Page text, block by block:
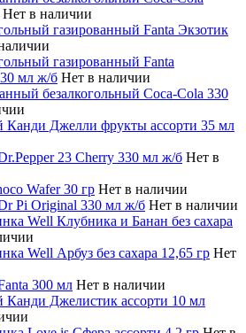
Нет в наличии
газированный Fanta Экзотик
газированный Fanta
мл ж/б Нет в наличии
безалкогольный Coca-Cola 330
Канди Джелли фрукты ассорти 35 мл
23 Cherry 330 мл ж/б Нет в
Wafer 30 гр Нет в наличии
Pi Original 330 мл ж/б Нет в наличии
Well Клубника и Банан без сахара
Well Арбуз без сахара 12,65 гр Нет
300 мл Нет в наличии
Канди Джелистик ассорти 10 мл